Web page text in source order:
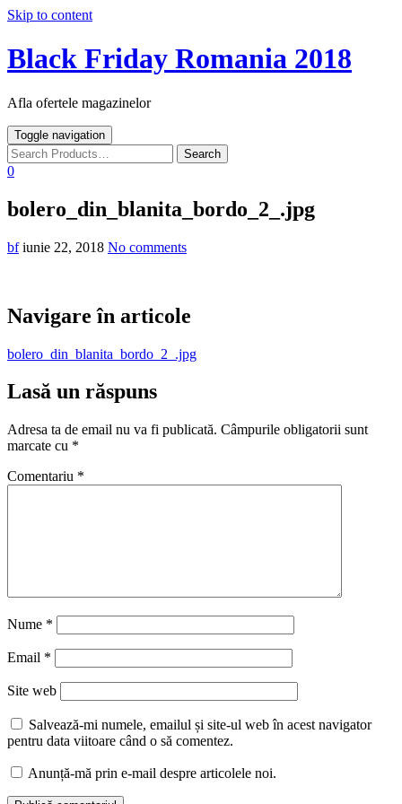
Skip to content
Black Friday Romania 2018
Afla ofertele magazinelor
Toggle navigation
0
bolero_din_blanita_bordo_2_.jpg
bf iunie 22, 2018 No comments
Navigare în articole
bolero_din_blanita_bordo_2_.jpg
Lasă un răspuns
Adresa ta de email nu va fi publicată. Câmpurile obligatorii sunt
marcate cu *
Comentariu *
Nume *
Email *
Site web
Salvează-mi numele, emailul și site-ul web în acest navigator
pentru data viitoare când o să comentez.
Anunță-mă prin e-mail despre articolele noi.